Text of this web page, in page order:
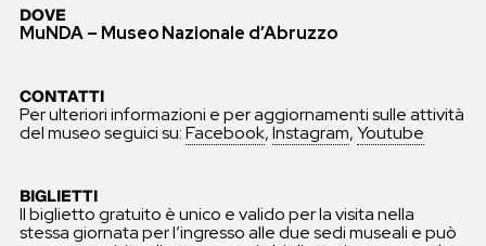
DOVE
MuNDA – Museo Nazionale d’Abruzzo
CONTATTI
Per ulteriori informazioni e per aggiornamenti sulle attività
del museo seguici su:Facebook,Instagram,Youtube
BIGLIETTI
Il biglietto gratuito è unico e valido per la visita nella
stessa giornata per l’ingresso alle due sedi museali e può